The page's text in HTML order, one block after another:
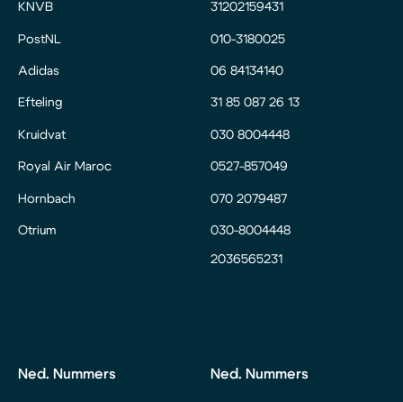
KNVB
PostNL
Adidas
Efteling
Kruidvat
Royal Air Maroc
Hornbach
Otrium
31202159431
010-3180025
06 84134140
31 85 087 26 13
030 8004448
0527-857049
070 2079487
030-8004448
2036565231
Ned. Nummers Ned. Nummers